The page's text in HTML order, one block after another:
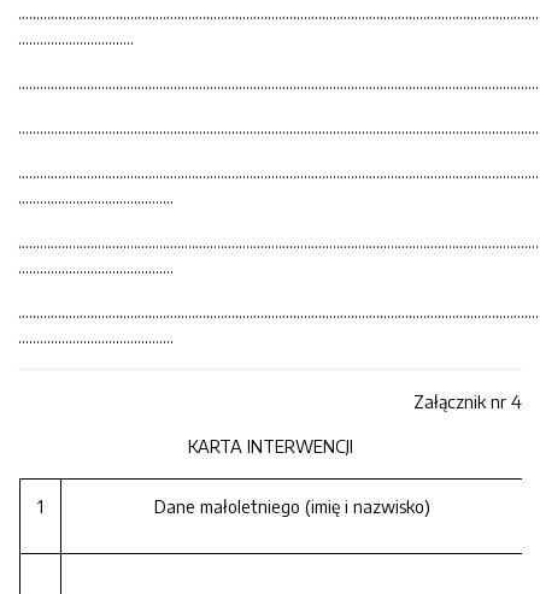
…………………………..
…………………………………….
…………………………………….
…………………………………….
Załącznik nr 4
KARTA INTERWENCJI
1 Dane małoletniego (imię i nazwisko)